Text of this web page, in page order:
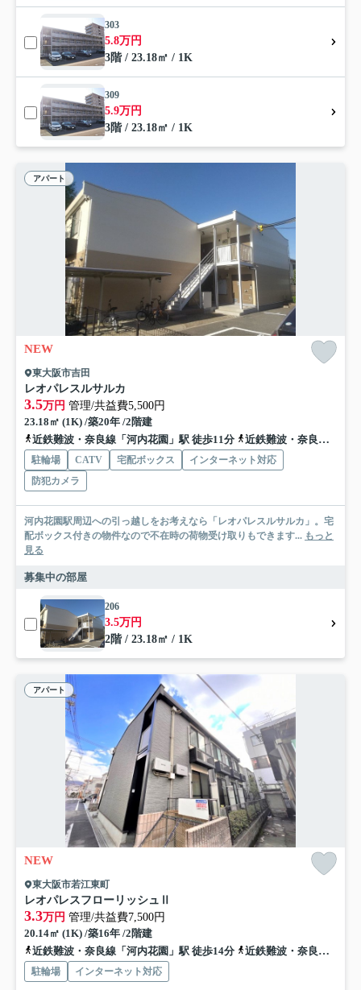
303
5.8万円
3階 / 23.18㎡ / 1K
309
5.9万円
3階 / 23.18㎡ / 1K
アパート
NEW
東大阪市吉田
レオパレスルサルカ
3.5万円 管理/共益費5,500円
23.18㎡ (1K) /築20年 /2階建
近鉄難波・奈良線「河内花園」駅 徒歩11分
近鉄難波・奈良線「若江岩田」駅 徒歩22分
駐輪場 CATV 宅配ボックス
インターネット対応
防犯カメラ
河内花園駅周辺への引っ越しをお考えなら「レオパレスルサルカ」。宅
配ボックス付きの物件なので不在時の荷物受け取りもできます... もっと
見る
募集中の部屋
206
3.5万円
2階 / 23.18㎡ / 1K
アパート
NEW
東大阪市若江東町
レオパレスフローリッシュⅡ
3.3万円 管理/共益費7,500円
20.14㎡ (1K) /築16年 /2階建
近鉄難波・奈良線「河内花園」駅 徒歩14分
近鉄難波・奈良線「若江岩田」駅 徒歩14分
駐輪場 インターネット対応